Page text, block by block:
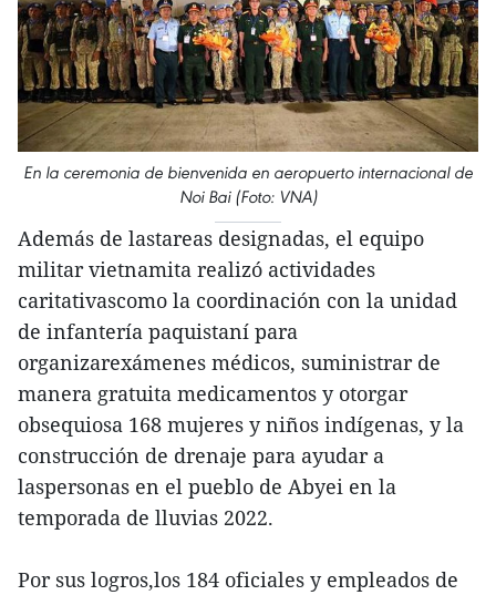
En la ceremonia de bienvenida en aeropuerto internacional de
Noi Bai (Foto: VNA)
Además de lastareas designadas, el equipo
militar vietnamita realizó actividades
caritativascomo la coordinación con la unidad
de infantería paquistaní para
organizarexámenes médicos, suministrar de
manera gratuita medicamentos y otorgar
obsequiosa 168 mujeres y niños indígenas, y la
construcción de drenaje para ayudar a
laspersonas en el pueblo de Abyei en la
temporada de lluvias 2022.
Por sus logros,los 184 oficiales y empleados de